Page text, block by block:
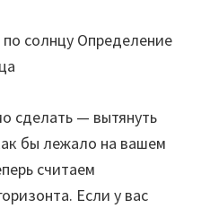
сделать — вытянуть
бы лежало на вашем
считаем
Если у вас